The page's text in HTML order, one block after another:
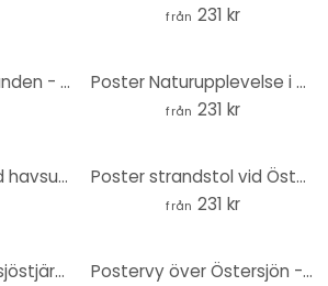
från 231 kr
Poster båt på stranden - rund Poster Naturupplevelse i pittoreska sanddyner vid Östersjön - Round
från 231 kr
Poster strand med havsutsikt - rund Poster strandstol vid Östersjön - rund
från 231 kr
Poster Glittrande sjöstjärna på en ensam strand - Rund Postervy över Östersjön - rund